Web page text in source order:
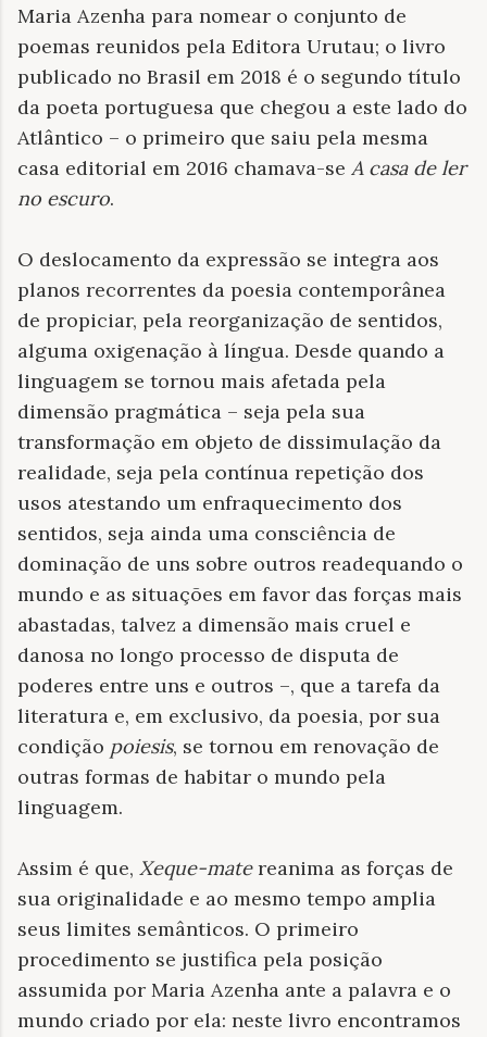
Maria Azenha para nomear o conjunto de
poemas reunidos pela Editora Urutau; o livro
publicado no Brasil em 2018 é o segundo título
da poeta portuguesa que chegou a este lado do
Atlântico – o primeiro que saiu pela mesma
casa editorial em 2016 chamava-se A casa de ler
no escuro.
O deslocamento da expressão se integra aos
planos recorrentes da poesia contemporânea
de propiciar, pela reorganização de sentidos,
alguma oxigenação à língua. Desde quando a
linguagem se tornou mais afetada pela
dimensão pragmática – seja pela sua
transformação em objeto de dissimulação da
realidade, seja pela contínua repetição dos
usos atestando um enfraquecimento dos
sentidos, seja ainda uma consciência de
dominação de uns sobre outros readequando o
mundo e as situações em favor das forças mais
abastadas, talvez a dimensão mais cruel e
danosa no longo processo de disputa de
poderes entre uns e outros –, que a tarefa da
literatura e, em exclusivo, da poesia, por sua
condição poiesis, se tornou em renovação de
outras formas de habitar o mundo pela
linguagem.
Assim é que, Xeque-matereanima as forças de
sua originalidade e ao mesmo tempo amplia
seus limites semânticos. O primeiro
procedimento se justifica pela posição
assumida por Maria Azenha ante a palavra e o
mundo criado por ela: neste livro encontramos